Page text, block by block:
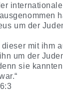
um der
mit ihm
um der
sie